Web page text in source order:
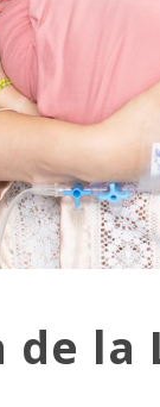
la